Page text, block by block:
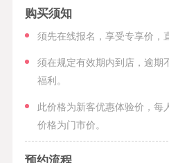
购买须知
须先在线报名，享受专享价，
须在规定有效期内到店，逾期
福利。
此价格为新客优惠体验价，每
价格为门市价。